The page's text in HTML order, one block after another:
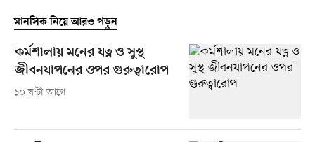
মানসিক নিয়ে আরও পড়ুন
কর্মশালায় মনের যত্ন ও সুস্থ
জীবনযাপনের ওপর গুরুত্বারোপ
১০ ঘণ্টা আগে